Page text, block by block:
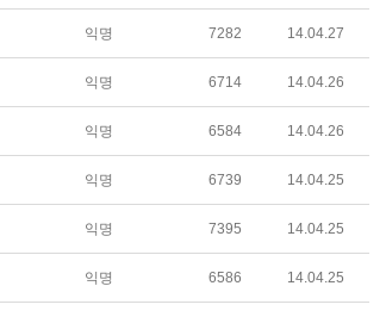
익명 7282 14.04.27
익명 6714 14.04.26
익명 6584 14.04.26
익명 6739 14.04.25
익명 7395 14.04.25
익명 6586 14.04.25